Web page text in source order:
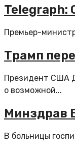
Telegraph:
Премьер-
Трамп
Президент США
о возможной...
Минздрав
В больницы